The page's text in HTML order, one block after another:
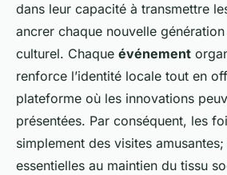
dans leur capacité à transmettre
ancrer chaque nouvelle génération
culturel. Chaque événement
renforce l’identité locale tout en
plateforme où les innovations
présentées. Par conséquent, les
simplement des visites
essentielles au maintien du tissu